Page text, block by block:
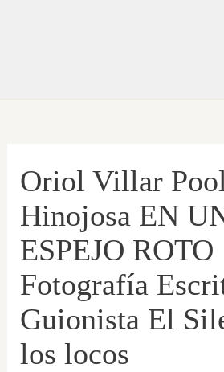
Oriol Villar
Hinojosa EN
ESPEJO ROTO
Fotografía
Guionista El
los locos